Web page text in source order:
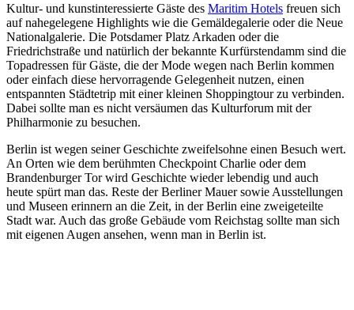
Kultur- und kunstinteressierte Gäste des Maritim Hotels freuen sich
auf nahegelegene Highlights wie die Gemäldegalerie oder die Neue
Nationalgalerie. Die Potsdamer Platz Arkaden oder die
Friedrichstraße und natürlich der bekannte Kurfürstendamm sind die
Topadressen für Gäste, die der Mode wegen nach Berlin kommen
oder einfach diese hervorragende Gelegenheit nutzen, einen
entspannten Städtetrip mit einer kleinen Shoppingtour zu verbinden.
Dabei sollte man es nicht versäumen das Kulturforum mit der
Philharmonie zu besuchen.
Berlin ist wegen seiner Geschichte zweifelsohne einen Besuch wert.
An Orten wie dem berühmten Checkpoint Charlie oder dem
Brandenburger Tor wird Geschichte wieder lebendig und auch
heute spürt man das. Reste der Berliner Mauer sowie Ausstellungen
und Museen erinnern an die Zeit, in der Berlin eine zweigeteilte
Stadt war. Auch das große Gebäude vom Reichstag sollte man sich
mit eigenen Augen ansehen, wenn man in Berlin ist.